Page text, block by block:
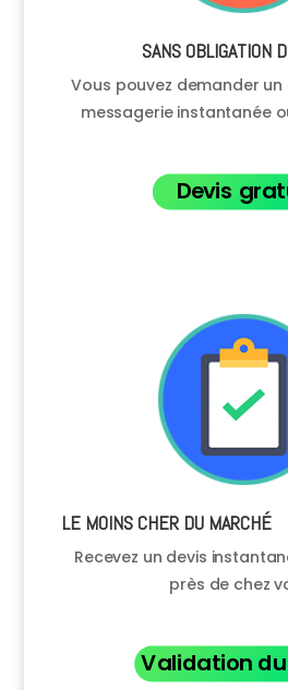
SANS OBLIGATION
Vous pouvez demander
messagerie instantanée
Devis
LE MOINS CHER DU MARCHÉ
Recevez un devis
près de chez
Validation